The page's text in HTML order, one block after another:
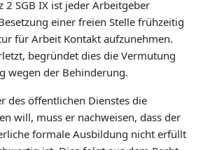
2 SGB IX ist jeder Arbeitgeber
einer freien Stelle frühzeitig
für Arbeit Kontakt aufzunehmen.
begründet dies die Vermutung
wegen der Behinderung.
des öffentlichen Dienstes die
will, muss er nachweisen, dass der
formale Ausbildung nicht erfüllt